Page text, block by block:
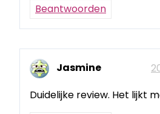
Beantwoorden
Jasmine
Duidelijke review. Het lijkt